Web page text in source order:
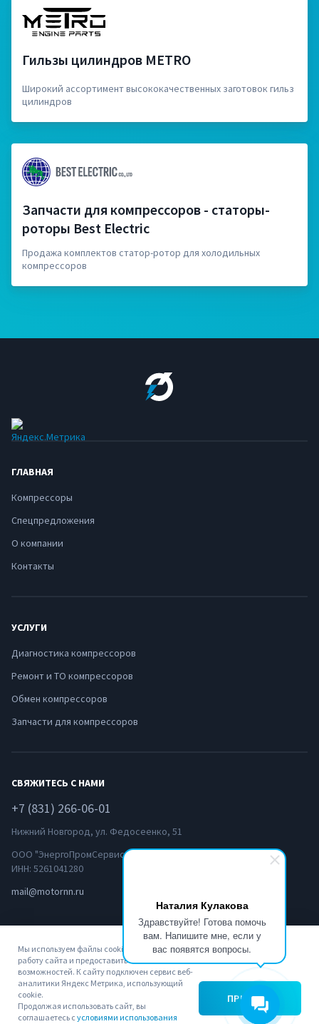
Наталия Кулакова
Здравствуйте! Готова помочь
вам. Напишите мне, если у
вас появятся вопросы.
Гильзы цилиндров METRO
Широкий ассортимент высококачественных заготовок гильз
цилиндров
Запчасти для компрессоров - статоры-
роторы Best Electric
Продажа комплектов статор-ротор для холодильных
компрессоров
ГЛАВНАЯ
Компрессоры
Спецпредложения
О компании
Контакты
УСЛУГИ
Диагностика компрессоров
Ремонт и ТО компрессоров
Обмен компрессоров
Запчасти для компрессоров
СВЯЖИТЕСЬ С НАМИ
+7 (831) 266-06-01
Нижний Новгород, ул. Федосеенко, 51
ООО "ЭнергоПромСервис-НН"
ИНН: 5261041280
mail@motornn.ru
© 2022
ЭнергоПромСервис-
НН
Политика
конфиденциальности
соглашение
Мы используем файлы cookie. Чтобы улучшить
работу сайта и предоставить вам больше
возможностей. К сайту подключен сервис веб-
аналитики Яндекс Метрика, использующий
cookie.
Продолжая использовать сайт, вы
соглашаетесь сусловиями использования
ПРИНЯТЬ